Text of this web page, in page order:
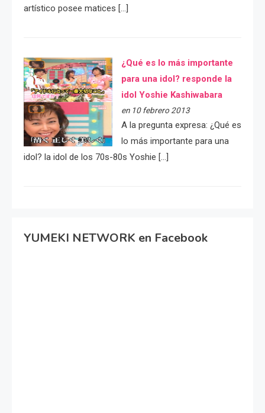
artístico posee matices […]
¿Qué es lo más importante
para una idol? responde la
idol Yoshie Kashiwabara
en 10 febrero 2013
A la pregunta expresa: ¿Qué es
lo más importante para una
idol? la idol de los 70s-80s Yoshie […]
YUMEKI NETWORK en Facebook